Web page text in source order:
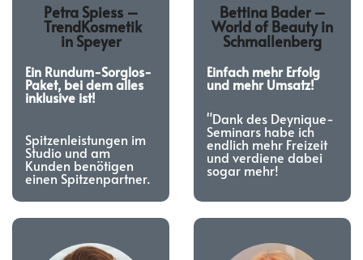
Petra Spiess –
TrendKosmetik
in Speyer
Ein Rundum-Sorglos-
Paket, bei dem alles
inklusive ist!
Spitzenleistungen im
Studio und am
Kunden benötigen
einen Spitzenpartner.
Bettina Bader –
World of Beauty in
Schmallenberg
Einfach mehr Erfolg
und mehr Umsatz!
"Dank des Deynique-
Seminars habe ich
endlich mehr Freizeit
und verdiene dabei
sogar mehr!